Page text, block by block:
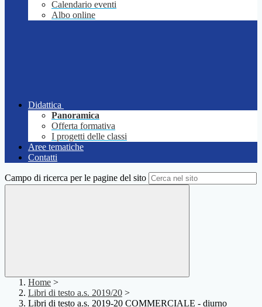
Calendario eventi
Albo online
Didattica
Panoramica
Offerta formativa
I progetti delle classi
Aree tematiche
Contatti
Campo di ricerca per le pagine del sito
Home >
Libri di testo a.s. 2019/20 >
Libri di testo a.s. 2019-20 COMMERCIALE - diurno